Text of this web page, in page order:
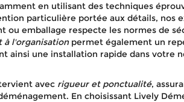
en utilisant des techniques
particulière portée aux détails, nos
ou emballage respecte les normes de
l'organisationpermet également un
ainsi une installation rapide dans votre
avec rigueur et ponctualité,
En choisissant Lively